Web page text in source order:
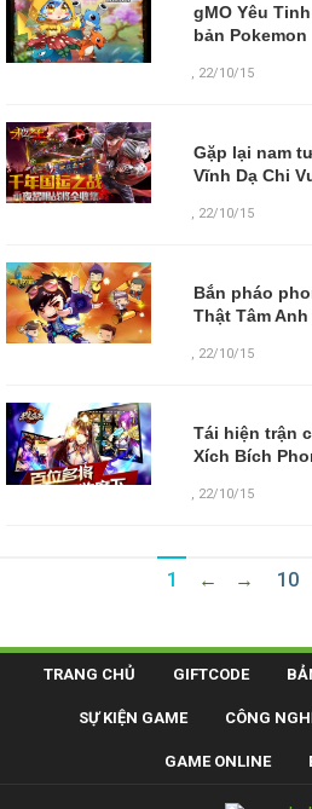
gMO Yêu
bản Pokemon
, 22/10/15
Gặp lại nam
Vĩnh Dạ Chi
, 22/10/15
Bắn pháo
Thật Tâm
, 22/10/15
Tái hiện trận
Xích Bích
, 22/10/15
1 ← → 10
TRANG CHỦ GIFTCODE
SỰ KIỆN GAME CÔNG
GAME ONLINE